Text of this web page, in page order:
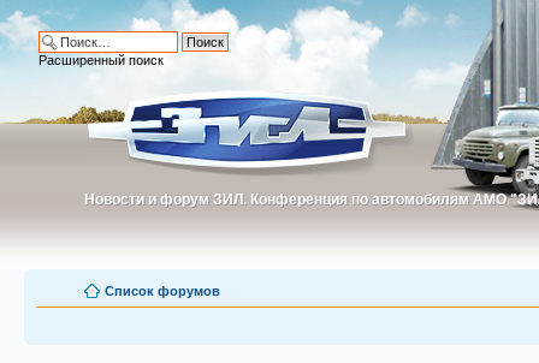
Новости и форум ЗИЛ. Конференция по автомобилям АМО
Новости и форум ЗИЛ. Конференция по автомобилям АМО
Расширенный поиск
Список форумов